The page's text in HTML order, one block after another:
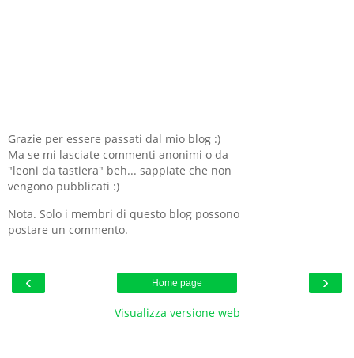
Grazie per essere passati dal mio blog :)
Ma se mi lasciate commenti anonimi o da
"leoni da tastiera" beh... sappiate che non
vengono pubblicati :)
Nota. Solo i membri di questo blog possono
postare un commento.
‹ ›
Home page
Visualizza versione web